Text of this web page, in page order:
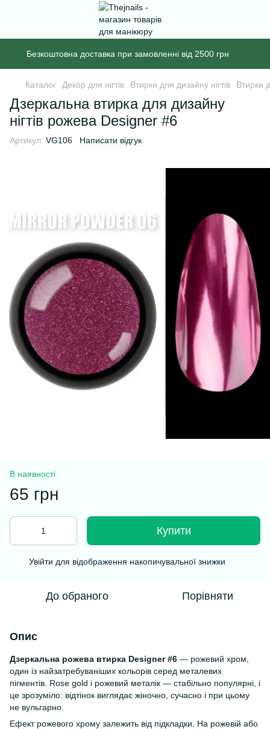
Безкоштовна доставка при замовленні від 2500 грн
Каталог Декор для нігтів Втирки для дизайну нігтів Втирки
Дзеркальна втирка для дизайну
нігтів рожева Designer #6
Артикул: VG106 Написати відгук
В наявності
65 грн
Купити
Увійти для відображення накопичувальної знижки
До обраного Порівняти
Опис
Дзеркальна рожева втирка Designer #6 — рожевий хром,
один із найзатребуваніших кольорів серед металевих
пігментів. Rose gold і рожевий металік — стабільно популярні, і
це зрозуміло: відтінок виглядає жіночно, сучасно і при цьому
не вульгарно.
Ефект рожевого хрому залежить від підкладки. На рожевій або